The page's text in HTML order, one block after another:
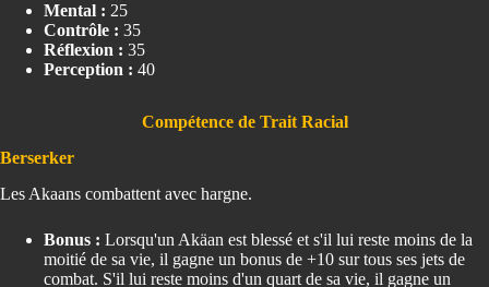
Mental : 25
Contrôle : 35
Réflexion : 35
Perception : 40
Compétence de Trait Racial
Berserker
Les Akaans combattent avec hargne.
Bonus : Lorsqu'un Akäan est blessé et s'il lui reste moins de la
moitié de sa vie, il gagne un bonus de +10 sur tous ses jets de
combat. S'il lui reste moins d'un quart de sa vie, il gagne un